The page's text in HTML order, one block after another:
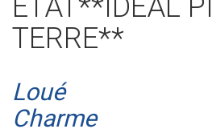
ÉTAT**IDÉAL
TERRE**
Loué
Charme